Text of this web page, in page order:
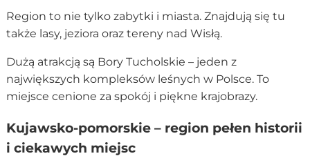
Region to nie tylko zabytki i miasta. Znajdują się tu
także lasy, jeziora oraz tereny nad Wisłą.
Dużą atrakcją są Bory Tucholskie – jeden z
największych kompleksów leśnych w Polsce. To
miejsce cenione za spokój i piękne krajobrazy.
Kujawsko-pomorskie – region pełen historii
i ciekawych miejsc